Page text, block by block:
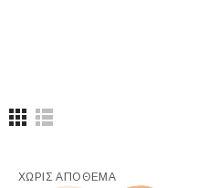
ΧΩΡΊΣ ΑΠΌΘΕΜΑ